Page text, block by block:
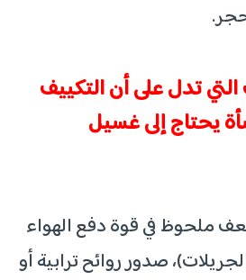
تدل على أن التكييف
يحتاج إلى غسيل
ملحوظ في قوة دفع الهواء
صدور روائح ترابية أو